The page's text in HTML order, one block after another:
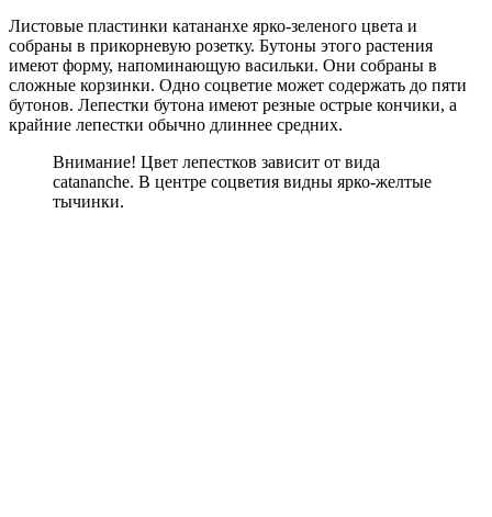
Листовые пластинки катананхе ярко-зеленого цвета и
собраны в прикорневую розетку. Бутоны этого растения
имеют форму, напоминающую васильки. Они собраны в
сложные корзинки. Одно соцветие может содержать до пяти
бутонов. Лепестки бутона имеют резные острые кончики, а
крайние лепестки обычно длиннее средних.
Внимание! Цвет лепестков зависит от вида
catananche. В центре соцветия видны ярко-желтые
тычинки.